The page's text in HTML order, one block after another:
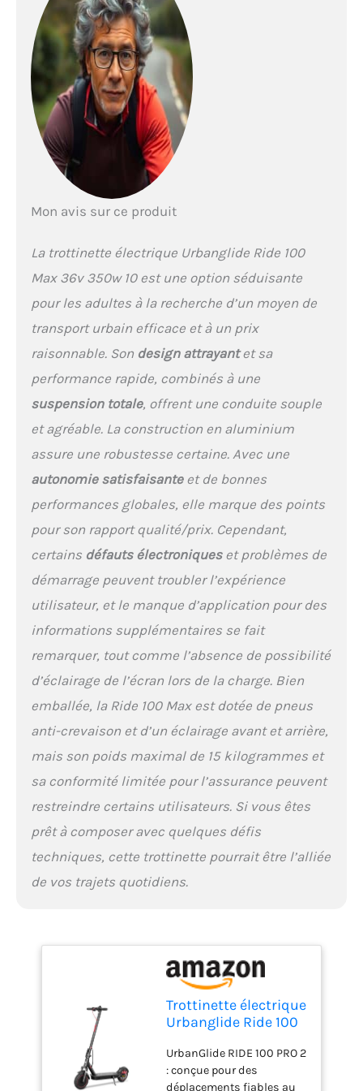
Mon avis sur ce produit
La trottinette électrique Urbanglide Ride 100
Max 36v 350w 10 est une option séduisante
pour les adultes à la recherche d’un moyen de
transport urbain efficace et à un prix
raisonnable. Son design attrayantet sa
performance rapide, combinés à une
suspension totale, offrent une conduite souple
et agréable. La construction en aluminium
assure une robustesse certaine. Avec une
autonomie satisfaisanteet de bonnes
performances globales, elle marque des points
pour son rapport qualité/prix. Cependant,
certains défauts électroniqueset problèmes de
démarrage peuvent troubler l’expérience
utilisateur, et le manque d’application pour des
informations supplémentaires se fait
remarquer, tout comme l’absence de possibilité
d’éclairage de l’écran lors de la charge. Bien
emballée, la Ride 100 Max est dotée de pneus
anti-crevaison et d’un éclairage avant et arrière,
mais son poids maximal de 15 kilogrammes et
sa conformité limitée pour l’assurance peuvent
restreindre certains utilisateurs. Si vous êtes
prêt à composer avec quelques défis
techniques, cette trottinette pourrait être l’alliée
de vos trajets quotidiens.
Trottinette électrique
Urbanglide Ride 100
Noir
UrbanGlide RIDE 100 PRO 2
: conçue pour des
déplacements fiables au